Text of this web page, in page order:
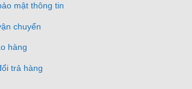
mật thông tin
chuyển
hàng
trả hàng